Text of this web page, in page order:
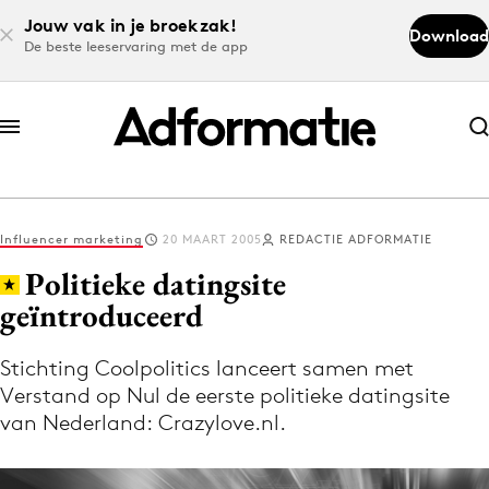
Jouw vak in je broekzak!
De beste leeservaring met de app
Download
Abonneer nu
Abonneer nu
Log in
Volg het laatste nieuws via de Adformatie
Nieuws app
Influencer marketing 20 MAART 2005 REDACTIE ADFORMATIE
Politieke datingsite
geïntroduceerd
Stichting Coolpolitics lanceert samen met
Verstand op Nul de eerste politieke datingsite
van Nederland: Crazylove.nl.